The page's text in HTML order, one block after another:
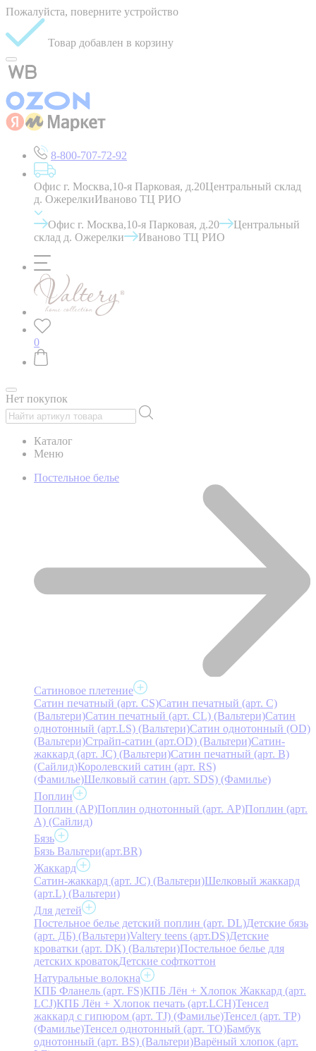
Пожалуйста, поверните устройство
Товар добавлен в корзину
8-800-707-72-92
Офис г. Москва,10-я Парковая, д.20Центральный склад
д. ОжерелкиИваново ТЦ РИО
Офис г. Москва,10-я Парковая, д.20
Центральный
склад д. Ожерелки
Иваново ТЦ РИО
0
Нет покупок
Каталог
Меню
Постельное белье
Сатиновое плетение
Сатин печатный (арт. СS)Сатин печатный (арт. С)
(Вальтери)Сатин печатный (арт. СL) (Вальтери)Сатин
однотонный (арт.LS) (Вальтери)Сатин однотонный (OD)
(Вальтери)Страйп-сатин (арт.OD) (Вальтери)Сатин-
жаккард (арт. JC) (Вальтери)Сатин печатный (арт. В)
(Сайлид)Королевский сатин (арт. RS)
(Фамилье)Шелковый сатин (арт. SDS) (Фамилье)
Поплин
Поплин (AP)Поплин однотонный (арт. AP)Поплин (арт.
А) (Сайлид)
Бязь
Бязь Вальтери(арт.BR)
Жаккард
Сатин-жаккард (арт. JC) (Вальтери)Шелковый жаккард
(арт.L) (Вальтери)
Для детей
Постельное белье детский поплин (арт. DL)Детские бязь
(арт. ДБ) (Вальтери)Valtery teens (арт.DS)Детские
кроватки (арт. DK) (Вальтери)Постельное белье для
детских кроватокДетские софткоттон
Натуральные волокна
КПБ Фланель (арт. FS)КПБ Лён + Хлопок Жаккард (арт.
LCJ)КПБ Лён + Хлопок печать (арт.LCH)Тенсел
жаккард с гипюром (арт. TJ) (Фамилье)Тенсел (арт. ТР)
(Фамилье)Тенсел однотонный (арт. TO)Бамбук
однотонный (арт. BS) (Вальтери)Варёный хлопок (арт.